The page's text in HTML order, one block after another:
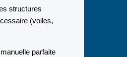
structures
(voiles,
parfaite